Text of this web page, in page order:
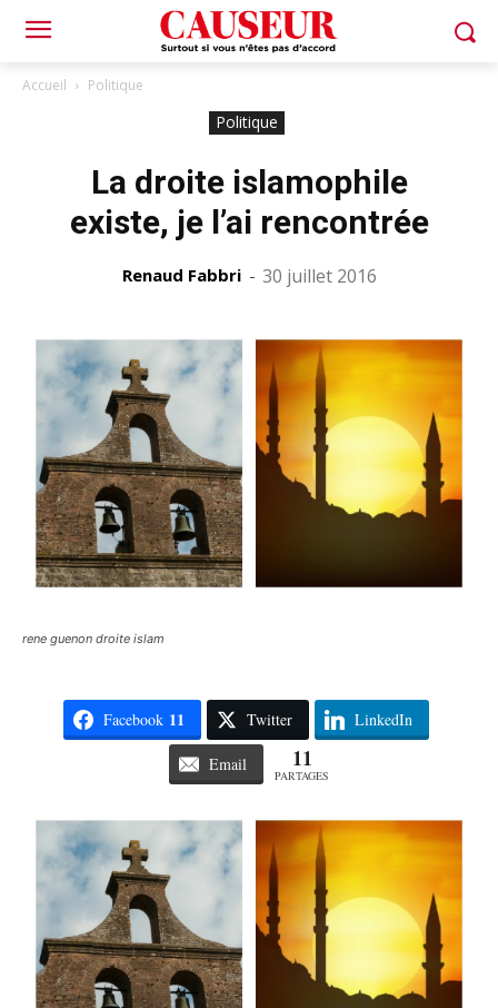
Accueil Politique
Politique
La droite islamophile
existe, je l’ai rencontrée
Renaud Fabbri - 30 juillet 2016
rene guenon droite islam
Facebook 11 Twitter LinkedIn
Email 11
PARTAGES